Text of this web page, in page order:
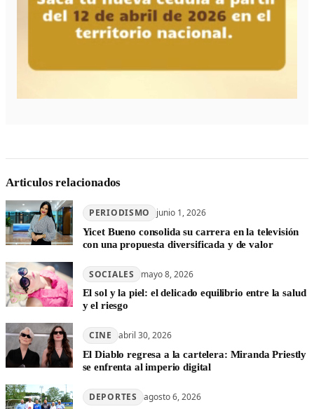
Articulos relacionados
PERIODISMO junio 1, 2026
Yicet Bueno consolida su carrera en la televisión
con una propuesta diversificada y de valor
SOCIALES mayo 8, 2026
El sol y la piel: el delicado equilibrio entre la salud
y el riesgo
CINE abril 30, 2026
El Diablo regresa a la cartelera: Miranda Priestly
se enfrenta al imperio digital
DEPORTES agosto 6, 2026